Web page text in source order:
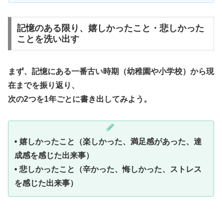
記憶のある限り、嬉しかったこと・悲しかった
ことを洗い出す
まず、記憶にある一番古い時期（幼稚園や小学校）から現
在までを振り返り、
次の2つを1年ごとに書き出してみよう。
• 嬉しかったこと（楽しかった、満足感があった、達
成感を感じた出来事）
• 悲しかったこと（辛かった、悔しかった、ストレス
を感じた出来事）